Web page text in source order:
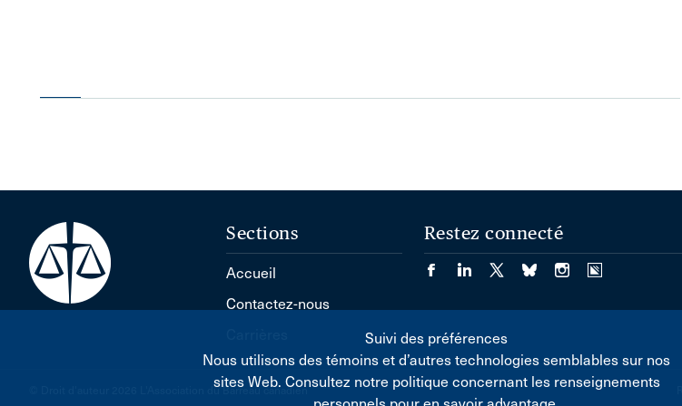
Sections
Accueil
Contactez-nous
Restez connecté
© Droit d'auteur 2026 L'Association du Barreau canadien
Suivi des préférences
Nous utilisons des témoins et d’autres technologies semblables sur nos
sites Web. Consultez notre politique concernant les renseignements